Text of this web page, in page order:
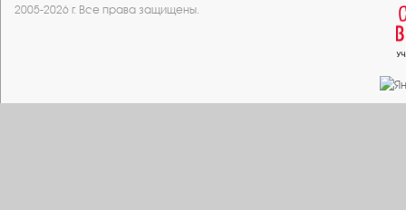
2005-2026 г. Все права защищены.